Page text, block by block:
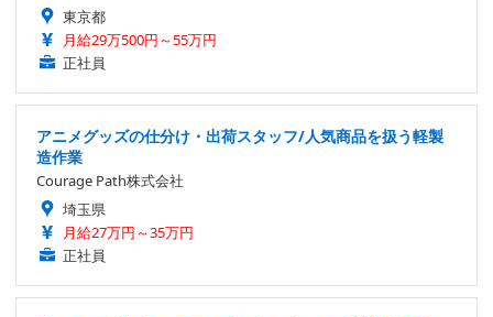
東京都
月給29万500円～55万円
正社員
アニメグッズの仕分け・出荷スタッフ/人気商品を扱う軽製
造作業
Courage Path株式会社
埼玉県
月給27万円～35万円
正社員